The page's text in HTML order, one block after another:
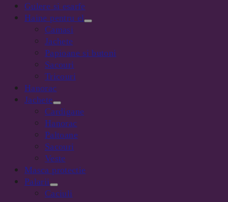
Gulere si esarfe
Haine pentru el
Camasi
Jachete
Papioane si butoni
Sacouri
Tricouri
Hanorac
Jachete
Cardigane
Hanorac
Paltoane
Sacouri
Veste
Masca protectie
Palarii
Caciuli